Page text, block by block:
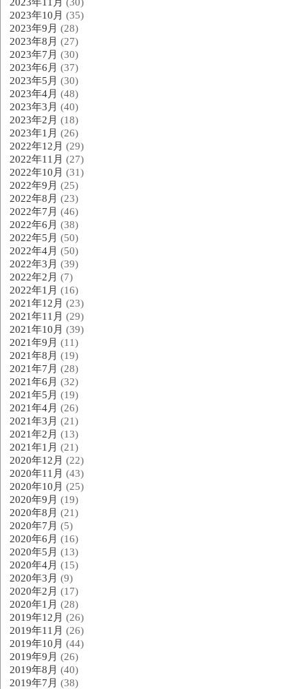
2023年10月 (35)
2023年9月 (28)
2023年8月 (27)
2023年7月 (30)
2023年6月 (37)
2023年5月 (30)
2023年4月 (48)
2023年3月 (40)
2023年2月 (18)
2023年1月 (26)
2022年12月 (29)
2022年11月 (27)
2022年10月 (31)
2022年9月 (25)
2022年8月 (23)
2022年7月 (46)
2022年6月 (38)
2022年5月 (50)
2022年4月 (50)
2022年3月 (39)
2022年2月 (7)
2022年1月 (16)
2021年12月 (23)
2021年11月 (29)
2021年10月 (39)
2021年9月 (11)
2021年8月 (19)
2021年7月 (28)
2021年6月 (32)
2021年5月 (19)
2021年4月 (26)
2021年3月 (21)
2021年2月 (13)
2021年1月 (21)
2020年12月 (22)
2020年11月 (43)
2020年10月 (25)
2020年9月 (19)
2020年8月 (21)
2020年7月 (5)
2020年6月 (16)
2020年5月 (13)
2020年4月 (15)
2020年3月 (9)
2020年2月 (17)
2020年1月 (28)
2019年12月 (26)
2019年11月 (26)
2019年10月 (44)
2019年9月 (26)
2019年8月 (40)
2019年7月 (38)